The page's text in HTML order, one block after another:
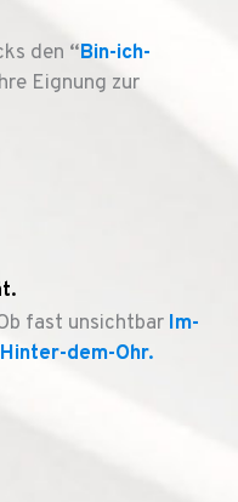
den “Bin-ich-
Eignung zur
fast unsichtbar Im-
Hinter-dem-Ohr.